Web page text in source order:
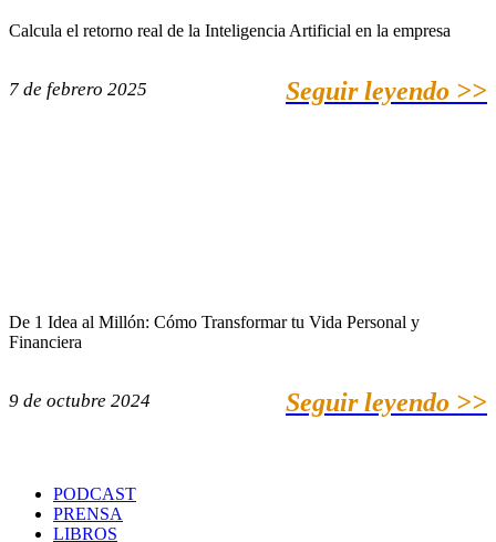
Calcula el retorno real de la Inteligencia Artificial en la empresa
7 de febrero 2025 Seguir leyendo >>
De 1 Idea al Millón: Cómo Transformar tu Vida Personal y
Financiera
9 de octubre 2024 Seguir leyendo >>
PODCAST
PRENSA
LIBROS